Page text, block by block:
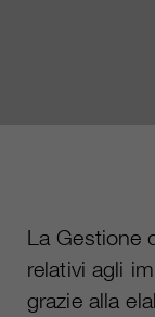
La Gestione
relativi agli
grazie alla